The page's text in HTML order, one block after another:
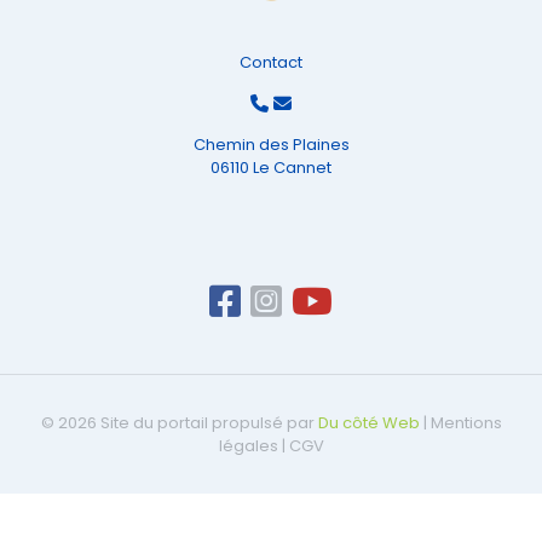
Contact
Chemin des Plaines
06110 Le Cannet
© 2026 Site du portail propulsé par Du côté Web | Mentions
légales | CGV